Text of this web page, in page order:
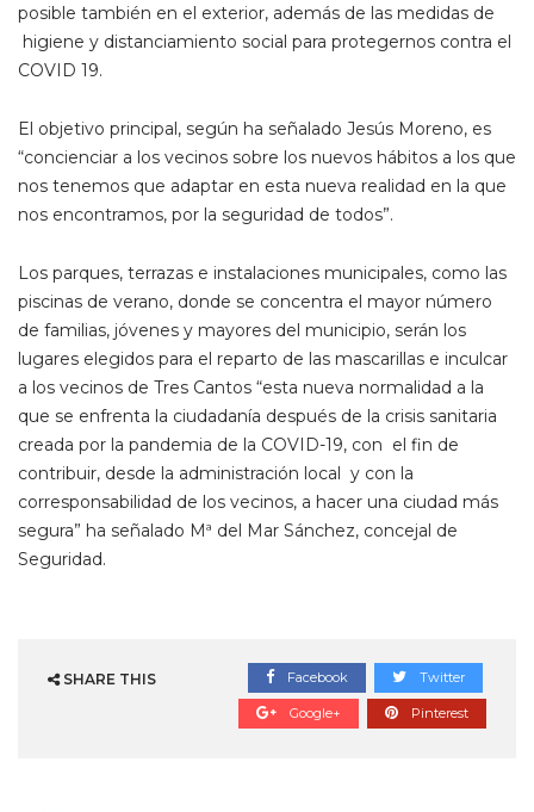
posible también en el exterior, además de las medidas de
higiene y distanciamiento social para protegernos contra el
COVID 19.
El objetivo principal, según ha señalado Jesús Moreno, es
“concienciar a los vecinos sobre los nuevos hábitos a los que
nos tenemos que adaptar en esta nueva realidad en la que
nos encontramos, por la seguridad de todos”.
Los parques, terrazas e instalaciones municipales, como las
piscinas de verano, donde se concentra el mayor número
de familias, jóvenes y mayores del municipio, serán los
lugares elegidos para el reparto de las mascarillas e inculcar
a los vecinos de Tres Cantos “esta nueva normalidad a la
que se enfrenta la ciudadanía después de la crisis sanitaria
creada por la pandemia de la COVID-19, con el fin de
contribuir, desde la administración local y con la
corresponsabilidad de los vecinos, a hacer una ciudad más
segura” ha señalado Mª del Mar Sánchez, concejal de
Seguridad.
SHARE THIS Facebook Twitter
Google+ Pinterest